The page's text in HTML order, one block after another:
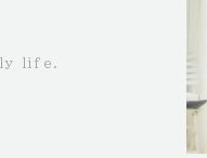
life.